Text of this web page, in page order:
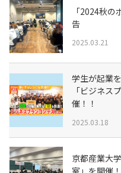
「2024秋
告
2025.03.21
学生が起業
「ビジネス
催！！
2025.03.18
京都産業大